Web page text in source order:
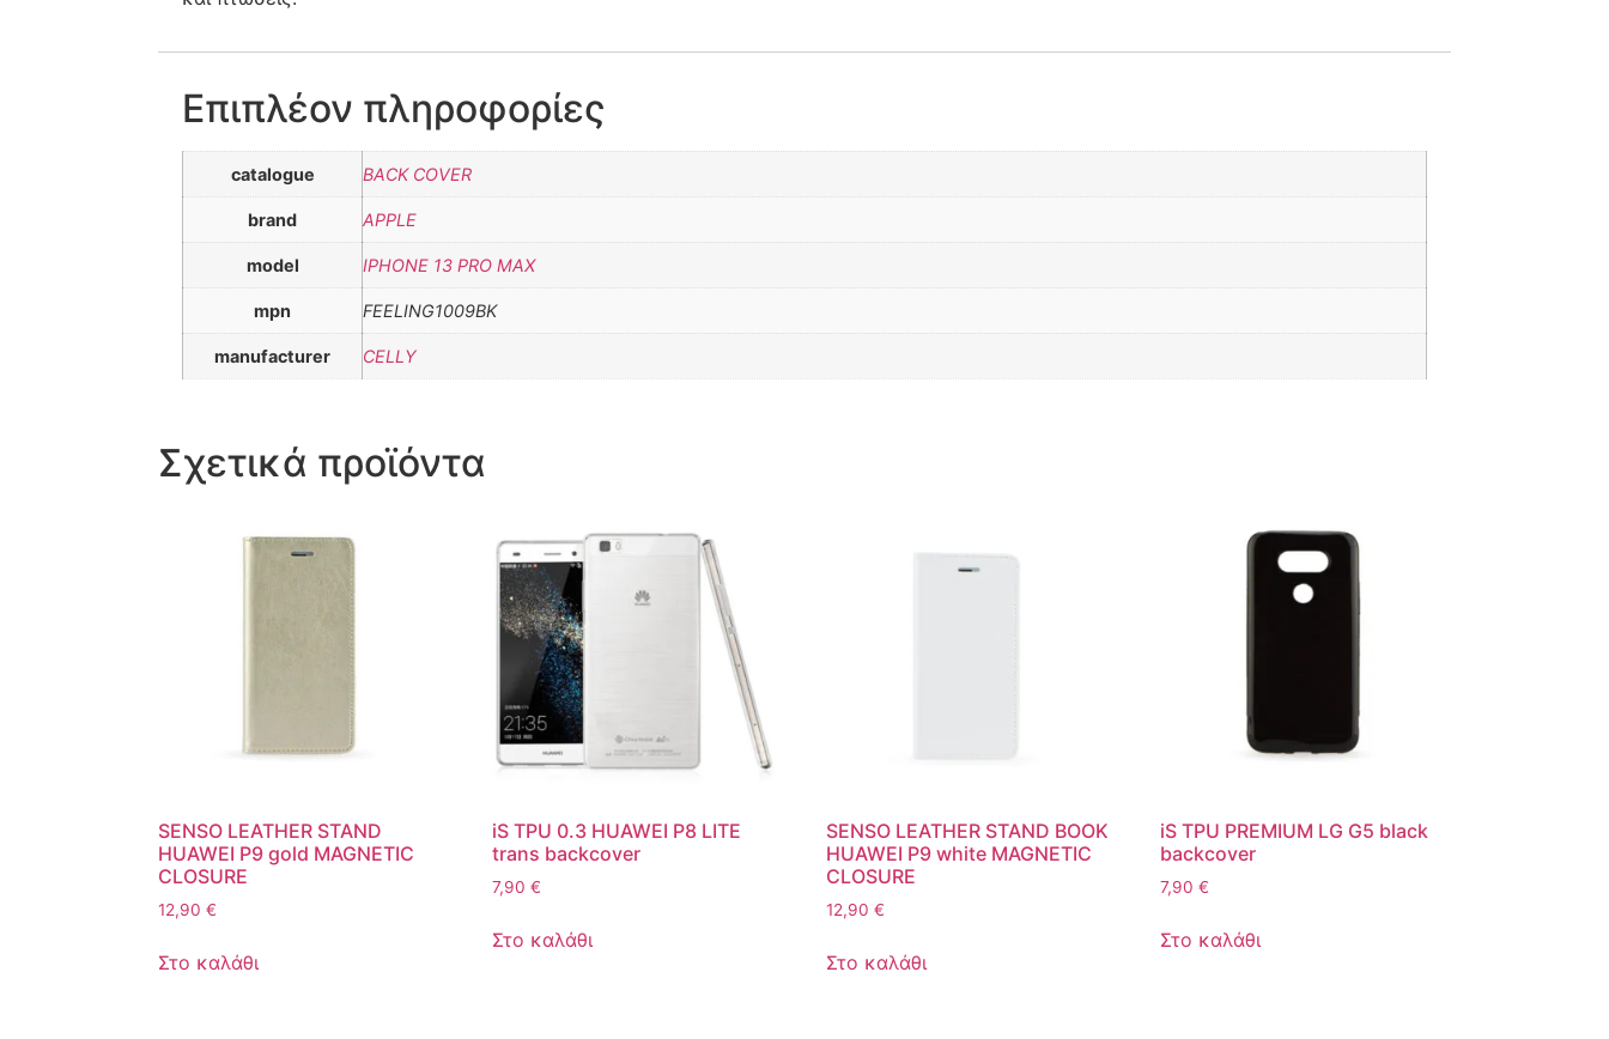
Επιπλέον πληροφορίες
catalogue BACK COVER
brand APPLE
model IPHONE 13 PRO MAX
mpn FEELING1009BK
manufacturer CELLY
Σχετικά προϊόντα
SENSO LEATHER STAND
HUAWEI P9 gold MAGNETIC
CLOSURE
12,90 €
Στο καλάθι
iS TPU 0.3 HUAWEI P8 LITE
trans backcover
7,90€
Στο καλάθι
SENSO LEATHER STAND BOOK
HUAWEI P9 white MAGNETIC
CLOSURE
12,90€
Στο καλάθι
iS TPU PREMIUM LG G5 black
backcover
7,90€
Στο καλάθι